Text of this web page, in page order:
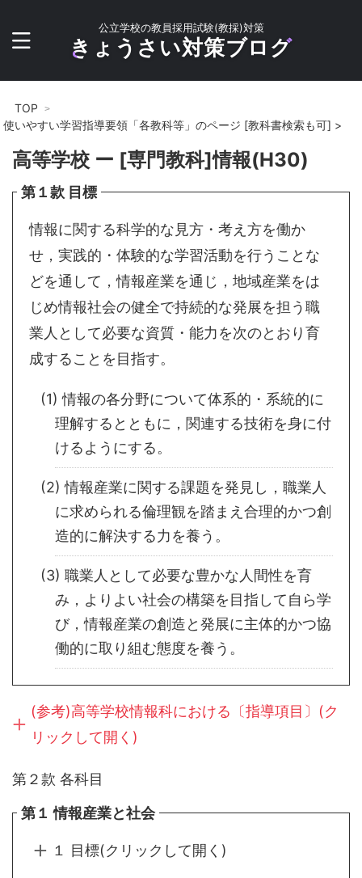
公立学校の教員採用試験(教採)対策
きょうさい対策ブログ
TOP
使いやすい学習指導要領「各教科等」のページ [教科書検索も可] >
高等学校 ー [専門教科]情報(H30)
第１款 目標
情報に関する科学的な見方・考え方を働か
せ，実践的・体験的な学習活動を行うことな
どを通して，情報産業を通じ，地域産業をは
じめ情報社会の健全で持続的な発展を担う職
業人として必要な資質・能力を次のとおり育
成することを目指す。
(1) 情報の各分野について体系的・系統的に
理解するとともに，関連する技術を身に付
けるようにする。
(2) 情報産業に関する課題を発見し，職業人
に求められる倫理観を踏まえ合理的かつ創
造的に解決する力を養う。
(3) 職業人として必要な豊かな人間性を育
み，よりよい社会の構築を目指して自ら学
び，情報産業の創造と発展に主体的かつ協
働的に取り組む態度を養う。
(参考)高等学校情報科における〔指導項目〕(ク
リックして開く)
第２款 各科目
第１ 情報産業と社会
１ 目標(クリックして開く)